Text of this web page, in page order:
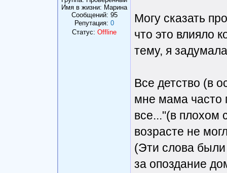
Имя в жизни: Марина
Сообщений: 95
Репутация: 0
Статус: Offline
Могу сказать
что это влияло
тему, я
Все детство (в
мне мама часто
все..."(в плохом
возрасте не
(Эти слова были
за опоздание